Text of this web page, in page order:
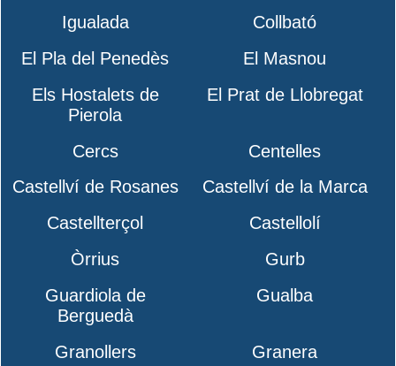
Igualada
Collbató
El Pla del Penedès
El Masnou
Els Hostalets de
Pierola
El Prat de Llobregat
Cercs
Centelles
Castellví de Rosanes
Castellví de la Marca
Castellterçol
Castellolí
Òrrius
Gurb
Guardiola de
Berguedà
Gualba
Granollers
Granera